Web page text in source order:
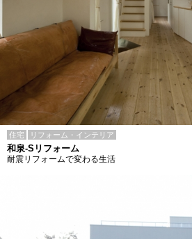
住宅 リフォーム・インテリア
和泉-Sリフォーム
耐震リフォームで変わる生活